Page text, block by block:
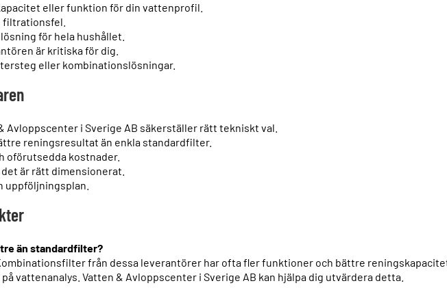
eller funktion för din vattenprofil.
filtrationsfel.
för hela hushållet.
är kritiska för dig.
eller kombinationslösningar.
Avloppscenter i Sverige AB säkerställer rätt tekniskt val.
reningsresultat än enkla standardfilter.
oförutsedda kostnader.
är rätt dimensionerat.
uppföljningsplan.
än standardfilter?
från dessa leverantörer har ofta fler funktioner och bättre
vattenanalys. Vatten & Avloppscenter i Sverige AB kan hjälpa dig utvärdera detta.